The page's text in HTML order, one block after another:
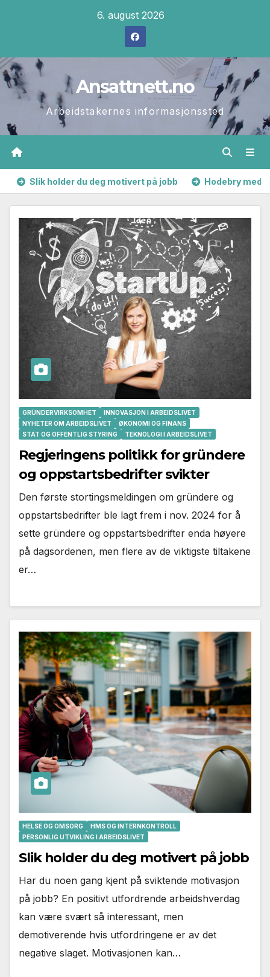
6. august 2026
Ansattnett.no
Arbeidstakernes informasjonssted
du deg motivert på jobb Hodebry med studier eller
GRÜNDERVIRKSOMHET
INNOVASJON I ARBEIDSLIVET
NYHETER OM ARBEIDSLIVET
ØKONOMI OG FINANS
STAT OG OFFENTLIG STYRING
TEKNOLOGI I ARBEIDSLIVET
Regjeringens politikk for gründere
og oppstartsbedrifter svikter
Den første stortingsmeldingen om gründere og
oppstartsbedrifter ble lagt frem i nov. 2024 for å
sette gründere og oppstartsbedrifter enda høyere
på dagsordenen, men flere av de viktigste tiltakene
er…
HELSE OG OMSORG
HMS OG INTERNKONTROLL
PERSONLIG UTVIKLING I ARBEIDSLIVET
Slik holder du deg motivert på jobb
Har du noen gang kjent på sviktende motivasjon
på jobb? En positivt utfordrende arbeidshverdag
kan være svært så interessant, men
demotiverende hvis utfordringene er av det
negative slaget. Motivasjonen kan…